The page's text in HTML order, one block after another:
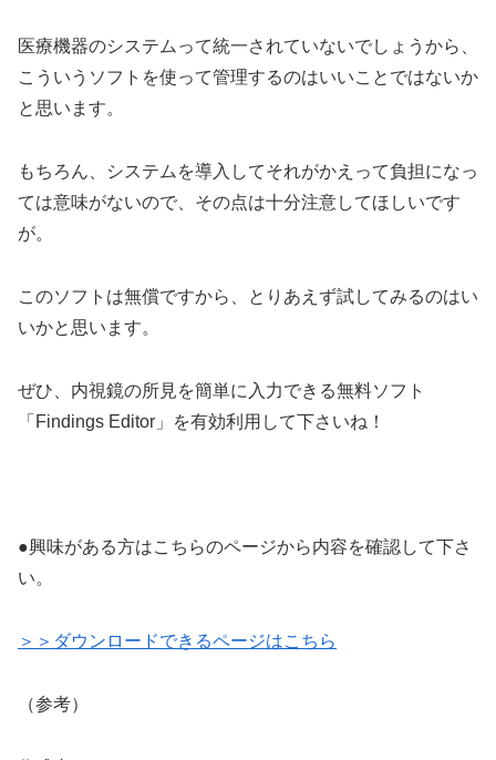
医療機器のシステムって統一されていないでしょうから、
こういうソフトを使って管理するのはいいことではないか
と思います。
もちろん、システムを導入してそれがかえって負担になっ
ては意味がないので、その点は十分注意してほしいです
が。
このソフトは無償ですから、とりあえず試してみるのはい
いかと思います。
ぜひ、内視鏡の所見を簡単に入力できる無料ソフト
「Findings Editor」を有効利用して下さいね！
●興味がある方はこちらのページから内容を確認して下さ
い。
＞＞ダウンロードできるページはこちら
（参考）